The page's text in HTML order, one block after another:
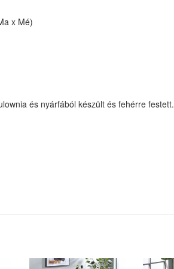
x Mé)
és nyárfából készült és fehérre festett.